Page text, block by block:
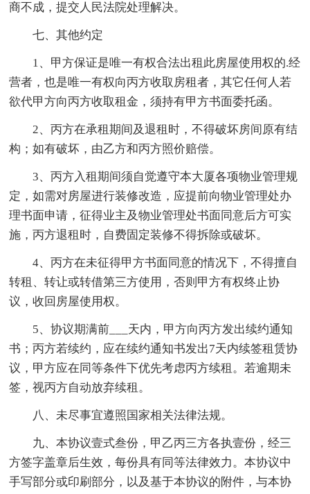
商不成，提交人民法院处理解决。
七、其他约定
1、甲方保证是唯一有权合法出租此房屋使用权的.经
营者，也是唯一有权向丙方收取房租者，其它任何人若
欲代甲方向丙方收取租金，须持有甲方书面委托函。
2、丙方在承租期间及退租时，不得破坏房间原有结
构；如有破坏，由乙方和丙方照价赔偿。
3、丙方入租期间须自觉遵守本大厦各项物业管理规
定，如需对房屋进行装修改造，应提前向物业管理处办
理书面申请，征得业主及物业管理处书面同意后方可实
施，丙方退租时，自费固定装修不得拆除或破坏。
4、丙方在未征得甲方书面同意的情况下，不得擅自
转租、转让或转借第三方使用，否则甲方有权终止协
议，收回房屋使用权。
5、协议期满前___天内，甲方向丙方发出续约通知
书；丙方若续约，应在续约通知书发出7天内续签租赁协
议，甲方应在同等条件下优先考虑丙方续租。若逾期未
签，视丙方自动放弃续租。
八、未尽事宜遵照国家相关法律法规。
九、本协议壹式叁份，甲乙丙三方各执壹份，经三
方签字盖章后生效，每份具有同等法律效力。本协议中
手写部分或印刷部分，以及基于本协议的附件，与本协